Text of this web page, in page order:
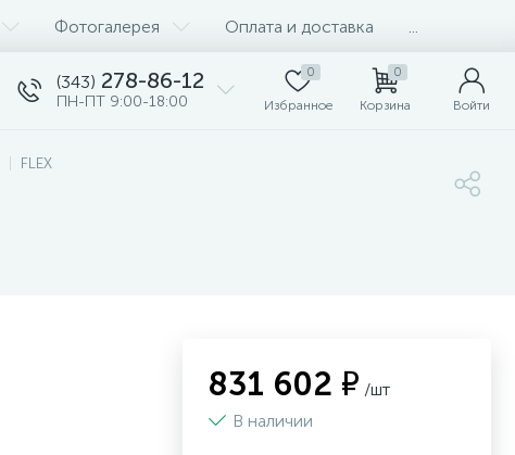
Фотогалерея Оплата и доставка
(343) 278-86-12
ПН-ПТ 9:00-18:00
0
Избранное
0
Корзина Войти
FLEX
831 602 ₽ /шт
В наличии